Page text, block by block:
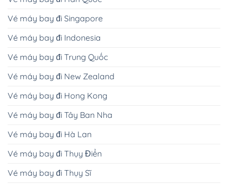
Vé máy bay đi Singapore
Vé máy bay đi Indonesia
Vé máy bay đi Trung Quốc
Vé máy bay đi New Zealand
Vé máy bay đi Hong Kong
Vé máy bay đi Tây Ban Nha
Vé máy bay đi Hà Lan
Vé máy bay đi Thụy Điển
Vé máy bay đi Thụy Sĩ